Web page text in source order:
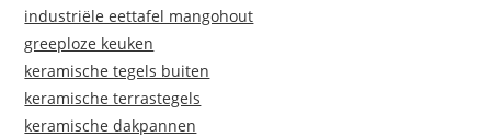
industriële eettafel mangohout
greeploze keuken
keramische tegels buiten
keramische terrastegels
keramische dakpannen